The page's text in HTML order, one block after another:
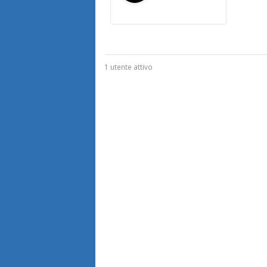
1 utente attivo